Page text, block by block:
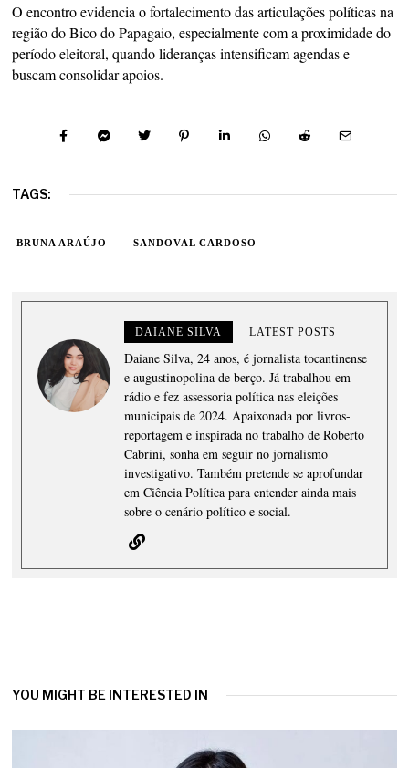
O encontro evidencia o fortalecimento das articulações políticas na
região do Bico do Papagaio, especialmente com a proximidade do
período eleitoral, quando lideranças intensificam agendas e
buscam consolidar apoios.
TAGS:
BRUNA ARAÚJO SANDOVAL CARDOSO
DAIANE SILVA LATEST POSTS
Daiane Silva, 24 anos, é jornalista tocantinense
e augustinopolina de berço. Já trabalhou em
rádio e fez assessoria política nas eleições
municipais de 2024. Apaixonada por livros-
reportagem e inspirada no trabalho de Roberto
Cabrini, sonha em seguir no jornalismo
investigativo. Também pretende se aprofundar
em Ciência Política para entender ainda mais
sobre o cenário político e social.
YOU MIGHT BE INTERESTED IN